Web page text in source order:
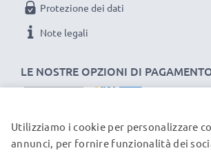
Velocità di trasferimento (max): 480
Corrente di carica: 1A
Colore: nero
prezzo!
LE NOSTRE OPZIONI DI
Protezione dei dati
Note legali
I NOSTRI PARTNER DI SPEDIZIONE
Utilizziamo i cookie per personalizzare
annunci, per fornire funzionalità dei